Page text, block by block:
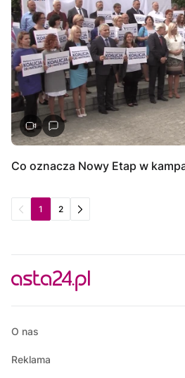
Co oznacza Nowy Etap w
1 2
O nas
Reklama